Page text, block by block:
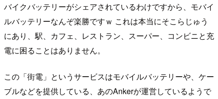
バイクバッテリーがシェアされているわけですから、モバイ
ルバッテリーなんぞ楽勝ですｗ これは本当にそこらじゅう
にあり、駅、カフェ、レストラン、スーパー、コンビニと充
電に困ることはありません。
この「街電」というサービスはモバイルバッテリーや、ケー
ブルなどを提供している、あのAnkerが運営しているようで